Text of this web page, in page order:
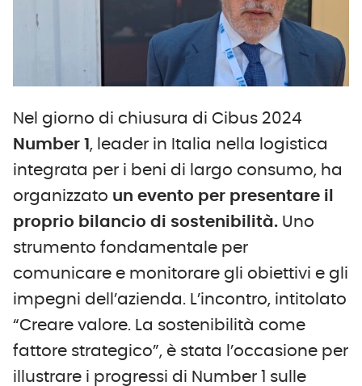
Nel giorno di chiusura di Cibus 2024
Number 1 , leader in Italia nella logistica
integrata per i beni di largo consumo, ha
organizzato un evento per presentare il
proprio bilancio di sostenibilità. Uno
strumento fondamentale per
comunicare e monitorare gli obiettivi e gli
impegni dell’azienda. L’incontro, intitolato
“Creare valore. La sostenibilità come
fattore strategico”, è stata l’occasione per
illustrare i progressi di Number 1 sulle